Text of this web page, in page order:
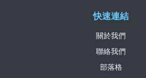
快速連結
關於我們
聯絡我們
部落格